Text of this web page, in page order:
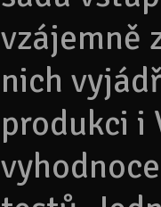
vzájemně
nich
produkci i